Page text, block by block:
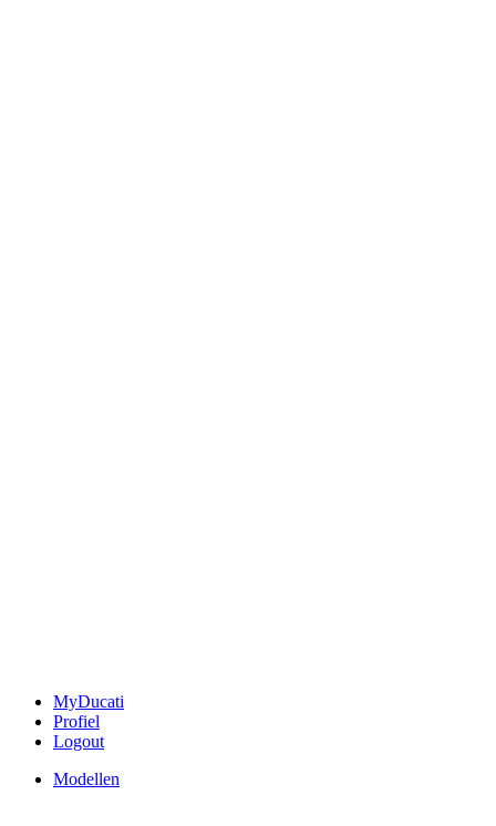
MyDucati
Profiel
Logout
Modellen